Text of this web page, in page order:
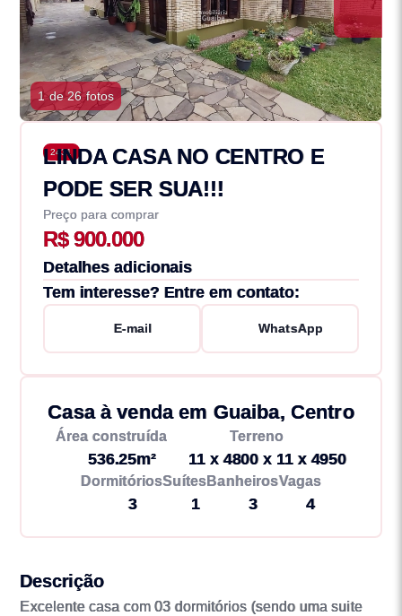
1 de 26 fotos
2431
LINDA CASA NO CENTRO E
PODE SER SUA!!!
Preço para comprar
R$ 900.000
Detalhes adicionais
Tem interesse? Entre em contato:
E-mail WhatsApp
Casa à venda em Guaiba, Centro
Área construída
536.25m²
Terreno
11 x 4800 x 11 x 4950
Dormitórios
3
Suítes
1
Banheiros
3
Vagas
4
Descrição
Excelente casa com 03 dormitórios (sendo uma suite